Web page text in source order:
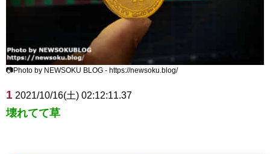
📷Photo by NEWSOKU BLOG - https://newsoku.blog/
1 2021/10/16(土) 02:12:11.37
壊れてて草